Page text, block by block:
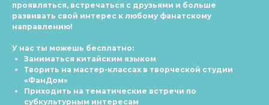
проявляться, встречаться с друзьями и больше
развивать свой интерес к любому фанатскому
направлению!
У нас ты можешь бесплатно:
Заниматься китайским языком
Творить на мастер-классах в творческой студии
«ФанДом»
Приходить на тематические встречи по
субкультурным интересам